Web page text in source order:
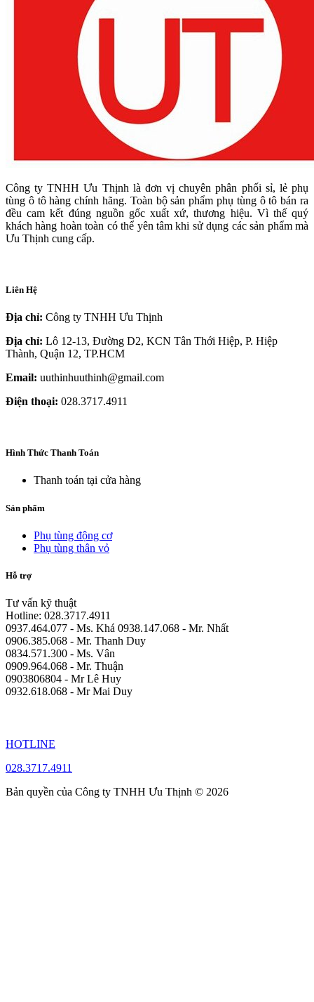
Công ty TNHH Ưu Thịnh là đơn vị chuyên phân phối sỉ, lẻ phụ
tùng ô tô hàng chính hãng. Toàn bộ sản phẩm phụ tùng ô tô bán ra
đều cam kết đúng nguồn gốc xuất xứ, thương hiệu. Vì thế quý
khách hàng hoàn toàn có thể yên tâm khi sử dụng các sản phẩm mà
Ưu Thịnh cung cấp.
Liên Hệ
Địa chỉ: Công ty TNHH Ưu Thịnh
Địa chỉ: Lô 12-13, Đường D2, KCN Tân Thới Hiệp, P. Hiệp
Thành, Quận 12, TP.HCM
Email: uuthinhuuthinh@gmail.com
Điện thoại: 028.3717.4911
Hình Thức Thanh Toán
Thanh toán tại cửa hàng
Sản phẩm
Phụ tùng động cơ
Phụ tùng thân vỏ
Hỗ trợ
Tư vấn kỹ thuật
Hotline: 028.3717.4911
0937.464.077 - Ms. Khá 0938.147.068 - Mr. Nhất
0906.385.068 - Mr. Thanh Duy
0834.571.300 - Ms. Vân
0909.964.068 - Mr. Thuận
0903806804 - Mr Lê Huy
0932.618.068 - Mr Mai Duy
HOTLINE
028.3717.4911
Bản quyền của Công ty TNHH Ưu Thịnh © 2026